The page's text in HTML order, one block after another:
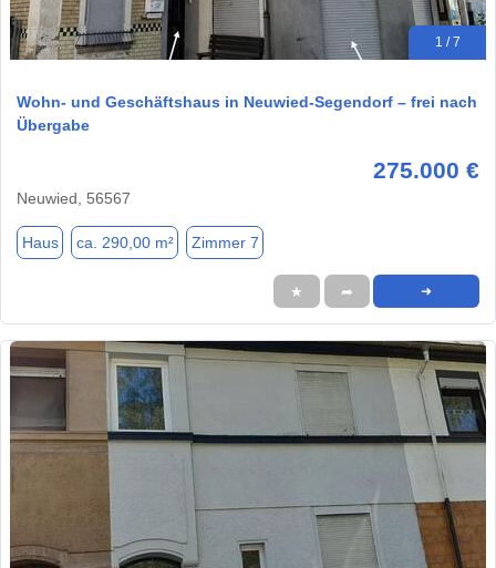
1 / 7
Wohn- und Geschäftshaus in Neuwied-Segendorf – frei nach
Übergabe
275.000 €
Neuwied, 56567
Haus ca. 290,00 m² Zimmer 7
★ ➦ ➜